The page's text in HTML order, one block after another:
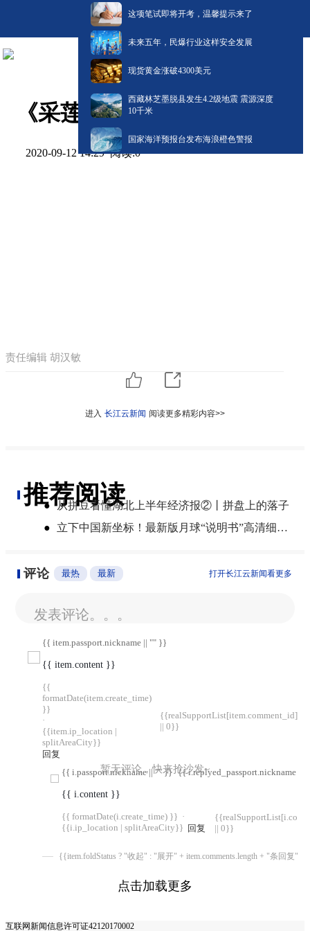
这项笔试即将开考，温馨提示来了
未来五年，民爆行业这样安全发展
现货黄金涨破4300美元
西藏林芝墨脱县发生4.2级地震 震源深度
10千米
国家海洋预报台发布海浪橙色警报
《采莲》 教学视频
2020-09-12 14:29阅读:0
责任编辑 胡汉敏
进入 长江云新闻 阅读更多精彩内容>>
推荐阅读
● 从拼豆看懂湖北上半年经济报②丨拼盘上的落子
●
立下中国新坐标！最新版月球“说明书”高清细节图来了
评论 最热 最新 打开长江云新闻看更多
发表评论。。。
{{ item.passport.nickname || "" }}
{{ item.content }}
{{
formatDate(item.create_time)
}}
·
{{item.ip_location |
splitAreaCity}}
回复
{{realSupportList[item.comment_id]
|| 0}}
{{ i.passport.nickname || "" }} {{ i.replyed_passport.nickname ||
{{ i.content }}
{{ formatDate(i.create_time) }} ·
{{i.ip_location | splitAreaCity}} 回复
|| 0}}
{{item.foldStatus ? "收起" : "展开" + item.comments.length + "条回复"}}
暂无评论，快来抢沙发~
点击加载更多
互联网新闻信息许可证42120170002